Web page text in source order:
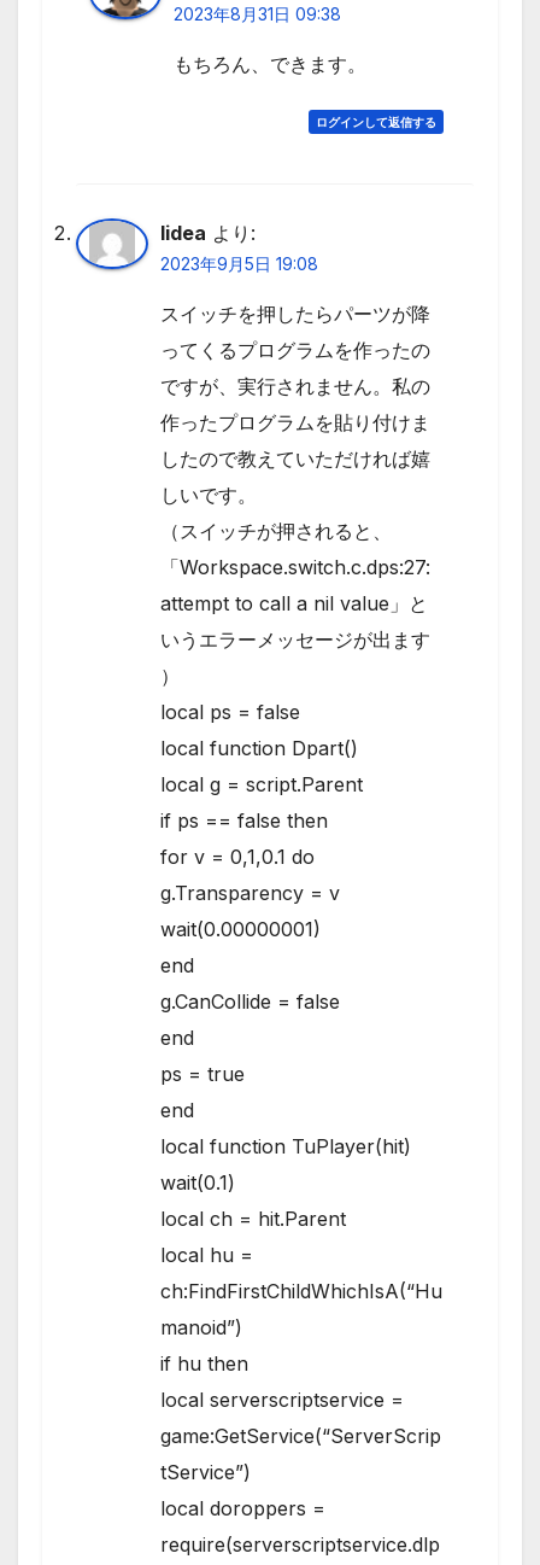
2023年8月31日 09:38
もちろん、できます。
ログインして返信する
lidea より:
2023年9月5日 19:08
スイッチを押したらパーツが降
ってくるプログラムを作ったの
ですが、実行されません。私の
作ったプログラムを貼り付けま
したので教えていただければ嬉
しいです。
（スイッチが押されると、
「Workspace.switch.c.dps:27:
attempt to call a nil value」と
いうエラーメッセージが出ます
）
local ps = false
local function Dpart()
local g = script.Parent
if ps == false then
for v = 0,1,0.1 do
g.Transparency = v
wait(0.00000001)
end
g.CanCollide = false
end
ps = true
end
local function TuPlayer(hit)
wait(0.1)
local ch = hit.Parent
local hu =
ch:FindFirstChildWhichIsA(“Hu
manoid”)
if hu then
local serverscriptservice =
game:GetService(“ServerScrip
tService”)
local doroppers =
require(serverscriptservice.dlp